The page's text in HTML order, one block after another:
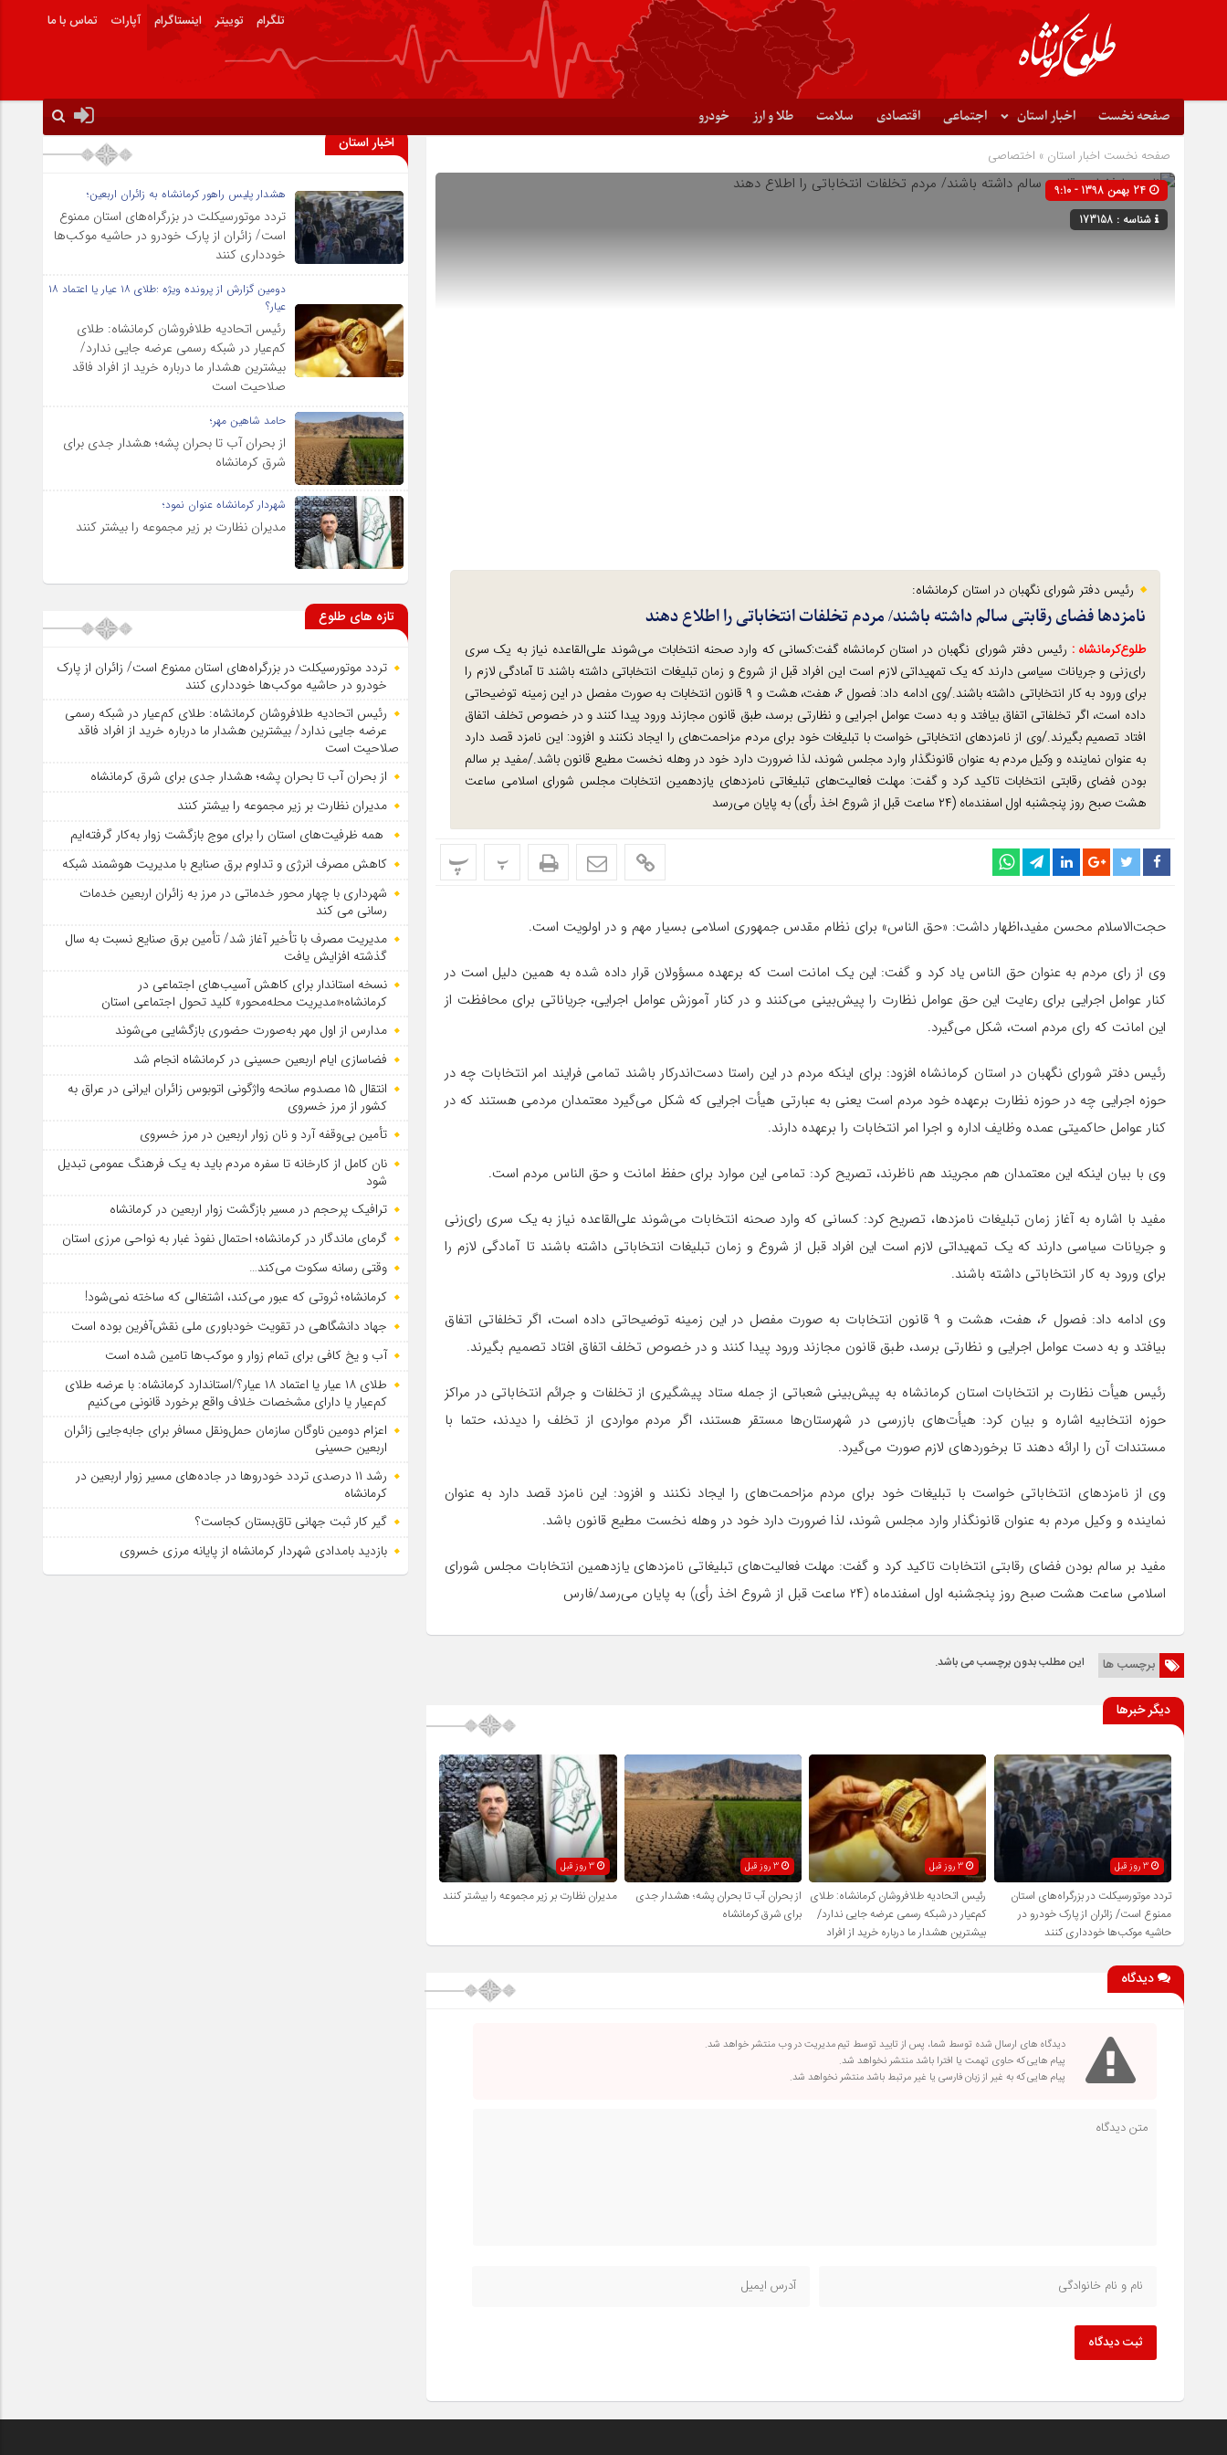
تلگرام توییتر اینستاگرام آپارات تماس با ما
صفحه نخست اخبار استان اجتماعی اقتصادی سلامت طلا و ارز خودرو
صفحه نخست اخبار استان » اختصاصی
شناسه : 173158
رئیس دفتر شورای نگهبان در استان کرمانشاه:
نامزدها فضای رقابتی سالم داشته باشند/ مردم تخلفات انتخاباتی را اطلاع دهند
طلوع‌‌کرمانشاه : رئیس دفتر شورای نگهبان در استان کرمانشاه گفت:کسانی که وارد صحنه انتخابات می‌شوند علی‌القاعده نیاز به یک سری
رای‌زنی و جریانات سیاسی دارند که یک تمهیداتی لازم است این افراد قبل از شروع و زمان تبلیغات انتخاباتی داشته باشند تا آمادگی لازم را
برای ورود به کار انتخاباتی داشته باشند./وی ادامه داد: فصول ۶، هفت، هشت و ۹ قانون انتخابات به صورت مفصل در این زمینه توضیحاتی
داده است، اگر تخلفاتی اتفاق بیافتد و به دست عوامل اجرایی و نظارتی برسد، طبق قانون مجازند ورود پیدا کنند و در خصوص تخلف اتفاق
افتاد تصمیم بگیرند./وی از نامزدهای انتخاباتی خواست با تبلیغات خود برای مردم مزاحمت‌های را ایجاد نکنند و افزود: این نامزد قصد دارد
به عنوان نماینده و وکیل مردم به عنوان قانونگذار وارد مجلس شوند، لذا ضرورت دارد خود در وهله نخست مطیع قانون باشد./مفید بر سالم
بودن فضای رقابتی انتخابات تاکید کرد و گفت: مهلت فعالیت‌های تبلیغاتی نامزدهای یازدهمین انتخابات مجلس شورای اسلامی ساعت
هشت صبح روز پنجشنبه اول اسفندماه (۲۴ ساعت قبل از شروع اخذ رأی) به پایان می‌رسد
پ پ
حجت‌الاسلام محسن مفید،اظهار داشت: «حق الناس» برای نظام مقدس جمهوری اسلامی بسیار مهم و در اولویت است.
وی از رای مردم به‌ عنوان حق الناس یاد کرد و گفت: این یک امانت است که برعهده مسؤولان قرار داده شده به همین دلیل است در
کنار عوامل اجرایی برای رعایت این حق عوامل نظارت را پیش‌بینی می‌کنند و در کنار آموزش عوامل اجرایی، جریاناتی برای محافظت از
این امانت که رای مردم است، شکل می‌گیرد.
رئیس دفتر شورای نگهبان در استان کرمانشاه افزود: برای اینکه مردم در این راستا دست‌اندرکار باشند تمامی فرایند امر انتخابات چه در
حوزه اجرایی چه در حوزه نظارت برعهده خود مردم است یعنی به عبارتی هیأت اجرایی که شکل می‌گیرد معتمدان مردمی هستند که در
کنار عوامل حاکمیتی عمده وظایف اداره و اجرا امر انتخابات را برعهده دارند.
وی با بیان اینکه این معتمدان هم مجریند هم ناظرند، تصریح کرد: تمامی این موارد برای حفظ امانت و حق الناس مردم است.
مفید با اشاره به آغاز زمان تبلیغات نامزدها، تصریح کرد: کسانی که وارد صحنه انتخابات می‌شوند علی‌القاعده نیاز به یک سری رای‌زنی
و جریانات سیاسی دارند که یک تمهیداتی لازم است این افراد قبل از شروع و زمان تبلیغات انتخاباتی داشته باشند تا آمادگی لازم را
برای ورود به کار انتخاباتی داشته باشند.
وی ادامه داد: فصول ۶، هفت، هشت و ۹ قانون انتخابات به صورت مفصل در این زمینه توضیحاتی داده است، اگر تخلفاتی اتفاق
بیافتد و به دست عوامل اجرایی و نظارتی برسد، طبق قانون مجازند ورود پیدا کنند و در خصوص تخلف اتفاق افتاد تصمیم بگیرند.
رئیس هیأت نظارت بر انتخابات استان کرمانشاه به پیش‌بینی شعباتی از جمله ستاد پیشگیری از تخلفات و جرائم انتخاباتی در مراکز
حوزه انتخابیه اشاره و بیان کرد: هیأت‌های بازرسی در شهرستان‌ها مستقر هستند، اگر مردم مواردی از تخلف را دیدند، حتما با
مستندات آن را ارائه دهند تا برخوردهای لازم صورت می‌گیرد.
وی از نامزدهای انتخاباتی خواست با تبلیغات خود برای مردم مزاحمت‌های را ایجاد نکنند و افزود: این نامزد قصد دارد به عنوان
نماینده و وکیل مردم به عنوان قانونگذار وارد مجلس شوند، لذا ضرورت دارد خود در وهله نخست مطیع قانون باشد.
مفید بر سالم بودن فضای رقابتی انتخابات تاکید کرد و گفت: مهلت فعالیت‌های تبلیغاتی نامزدهای یازدهمین انتخابات مجلس شورای
اسلامی ساعت هشت صبح روز پنجشنبه اول اسفندماه (۲۴ ساعت قبل از شروع اخذ رأی) به پایان می‌رسد/فارس
برچسب ها این مطلب بدون برچسب می باشد.
دیگر خبرها
3 روز قبل
تردد موتورسیکلت در بزرگراه‌های استان
ممنوع است/ زائران از پارک خودرو در
حاشیه موکب‌ها خودداری کنند
3 روز قبل
رئیس اتحادیه طلافروشان کرمانشاه: طلای
کم‌عیار در شبکه رسمی عرضه جایی ندارد/
بیشترین هشدار ما درباره خرید از افراد
فاقد صلاحیت است
3 روز قبل
از بحران آب تا بحران پشه؛ هشدار جدی
برای شرق کرمانشاه
3 روز قبل
مدیران نظارت بر زیر مجموعه را بیشتر کنند
دیدگاه
دیدگاه های ارسال شده توسط شما، پس از تایید توسط تیم مدیریت در وب منتشر خواهد شد.
پیام هایی که حاوی تهمت یا افترا باشد منتشر نخواهد شد.
پیام هایی که به غیر از زبان فارسی یا غیر مرتبط باشد منتشر نخواهد شد.
ثبت دیدگاه
اخبار استان
هشدار پلیس راهور کرمانشاه به زائران اربعین؛
تردد موتورسیکلت در بزرگراه‌های استان ممنوع
است/ زائران از پارک خودرو در حاشیه موکب‌ها
خودداری کنند
دومین گزارش از پرونده ویژه :طلای ۱۸ عیار یا اعتماد ۱۸
عیار؟
رئیس اتحادیه طلافروشان کرمانشاه: طلای
کم‌عیار در شبکه رسمی عرضه جایی ندارد/
بیشترین هشدار ما درباره خرید از افراد فاقد
صلاحیت است
حامد شاهین مهر؛
از بحران آب تا بحران پشه؛ هشدار جدی برای
شرق کرمانشاه
شهردار کرمانشاه عنوان نمود؛
مدیران نظارت بر زیر مجموعه را بیشتر کنند
تازه های طلوع
تردد موتورسیکلت در بزرگراه‌های استان ممنوع است/ زائران از پارک
خودرو در حاشیه موکب‌ها خودداری کنند
رئیس اتحادیه طلافروشان کرمانشاه: طلای کم‌عیار در شبکه رسمی
عرضه جایی ندارد/ بیشترین هشدار ما درباره خرید از افراد فاقد
صلاحیت است
از بحران آب تا بحران پشه؛ هشدار جدی برای شرق کرمانشاه
مدیران نظارت بر زیر مجموعه را بیشتر کنند
همه ظرفیت‌های استان را برای موج بازگشت زوار به‌کار گرفته‌ایم
کاهش مصرف انرژی و تداوم برق صنایع با مدیریت هوشمند شبکه
شهرداری با چهار محور خدماتی در مرز به زائران اربعین خدمات
رسانی می کند
مدیریت مصرف با تأخیر آغاز شد/ تأمین برق صنایع نسبت به سال
گذشته افزایش یافت
نسخه استاندار برای کاهش آسیب‌های اجتماعی در
کرمانشاه؛«مدیریت محله‌محور» کلید تحول اجتماعی استان
مدارس از اول مهر به‌صورت حضوری بازگشایی می‌شوند
فضاسازی ایام اربعین حسینی در کرمانشاه انجام شد
انتقال ۱۵ مصدوم سانحه واژگونی اتوبوس زائران ایرانی در عراق به
کشور از مرز خسروی
تأمین بی‌وقفه آرد و نان زوار اربعین در مرز خسروی
نان کامل از کارخانه تا سفره مردم باید به یک فرهنگ عمومی تبدیل
شود
ترافیک پرحجم در مسیر بازگشت زوار اربعین در کرمانشاه
گرمای ماندگار در کرمانشاه؛ احتمال نفوذ غبار به نواحی مرزی استان
وقتی رسانه سکوت می‌کند…
کرمانشاه؛ ثروتی که عبور می‌کند، اشتغالی که ساخته نمی‌شود!
جهاد دانشگاهی در تقویت خودباوری ملی نقش‌آفرین بوده است
آب و یخ کافی برای تمام زوار و موکب‌ها تامین شده است
طلای ۱۸ عیار یا اعتماد ۱۸ عیار؟/استاندارد کرمانشاه: با عرضه طلای
کم‌عیار یا دارای مشخصات خلاف واقع برخورد قانونی می‌کنیم
اعزام دومین ناوگان سازمان حمل‌ونقل مسافر برای جابه‌جایی زائران
اربعین حسینی
رشد ۱۱ درصدی تردد خودروها در جاده‌های مسیر زوار اربعین در
کرمانشاه
گیر کار ثبت جهانی تاق‌بستان کجاست؟
بازدید بامدادی شهردار کرمانشاه از پایانه مرزی خسروی